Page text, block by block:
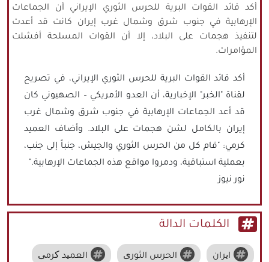
أكد قائد القوات البرية للحرس الثوري الإيراني أن الجماعات
الإرهابية في جنوب شرق وشمال غرب إيران كانت قد أعدت
لتنفيذ هجمات على البلاد، إلا أن القوات المسلحة أفشلت
المؤامرات.
أكد قائد القوات البرية للحرس الثوري الإيراني، في تصريح
لقناة "الخبر" الإخبارية، أن العدو الأمريكي – الصهيوني كان
قد أعد الجماعات الإرهابية في جنوب شرق وشمال غرب
إيران بالكامل لشن هجمات على البلاد. وأضاف العميد
كرمي: "قام كل من الحرس الثوري والجيش، جنباً إلى جنب،
بعملية استباقية، ودمروا مواقع هذه الجماعات الإرهابية."
نور نيوز
الكلمات الدالة
ایران الحرس الثوری العمید کرمی